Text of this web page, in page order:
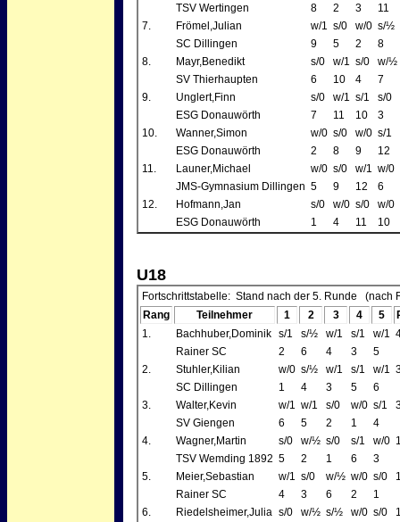
TSV Wertingen
8 2 3
11
7.
Frömel,Julian w/1 s/0 w/0 s/½
SC Dillingen
9 5 2
8
8.
Mayr,Benedikt s/0 w/1 s/0
w/½
SV Thierhaupten
6 10 4
7
9.
Unglert,Finn s/0 w/1 s/1
s/0
ESG Donauwörth
7 11 10
3
10.
Wanner,Simon w/0 s/0 w/0 s/1
ESG Donauwörth
2 8 9
12
11.
Launer,Michael w/0 s/0 w/1 w/0
JMS-Gymnasium Dillingen 5 9 12
6
12.
Hofmann,Jan s/0 w/0 s/0
w/0
ESG Donauwörth
1 4 11 10
U18
Fortschrittstabelle: Stand nach der 5. Runde (nach
Rang
Teilnehmer 1 2 3 4 5
1.
Bachhuber,Dominik s/1 s/½ w/1 s/1 w/1
Rainer SC
2 6 4 3
5
2.
Stuhler,Kilian w/0 s/½ w/1 s/1 w/1
SC Dillingen
1 4 3 5
6
3.
Walter,Kevin w/1 w/1 s/0 w/0 s/1
SV Giengen
6 5 2 1
4
4.
Wagner,Martin s/0 w/½ s/0 s/1 w/0
TSV Wemding 1892 5 2 1 6
3
5.
Meier,Sebastian w/1 s/0 w/½ w/0 s/0
Rainer SC
4 3 6 2
1
6.
Riedelsheimer,Julia s/0 w/½ s/½ w/0 s/0